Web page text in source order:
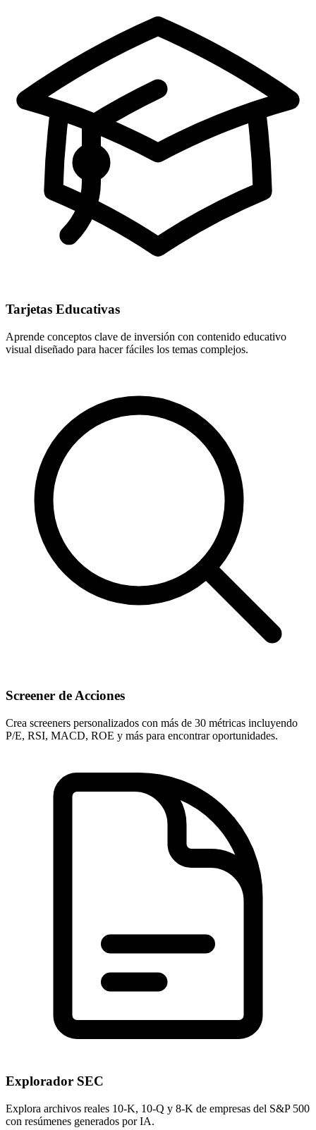
Tarjetas Educativas
Aprende conceptos clave de inversión con contenido educativo
visual diseñado para hacer fáciles los temas complejos.
Screener de Acciones
Crea screeners personalizados con más de 30 métricas incluyendo
P/E, RSI, MACD, ROE y más para encontrar oportunidades.
Explorador SEC
Explora archivos reales 10-K, 10-Q y 8-K de empresas del S&P 500
con resúmenes generados por IA.